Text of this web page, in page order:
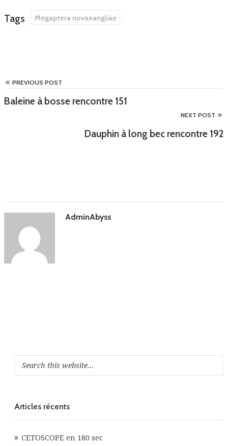
Tags Megaptera novaeangliae
PREVIOUS POST
Baleine à bosse rencontre 151
NEXT POST
Dauphin à long bec rencontre 192
AdminAbyss
Articles récents
CETOSCOPE en 180 sec